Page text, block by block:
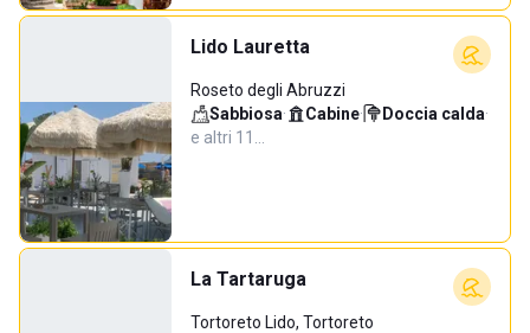
Lido Lauretta
Roseto degli Abruzzi
Sabbiosa· Cabine· Doccia calda·
e altri 11…
La Tartaruga
Tortoreto Lido, Tortoreto